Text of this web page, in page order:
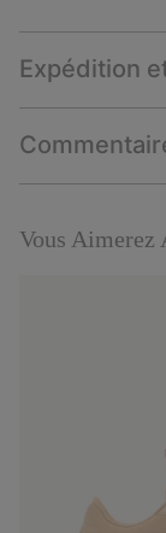
Expédition
Vous Aimerez